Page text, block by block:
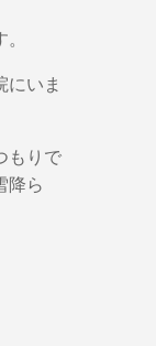
にいま
もりで
降ら